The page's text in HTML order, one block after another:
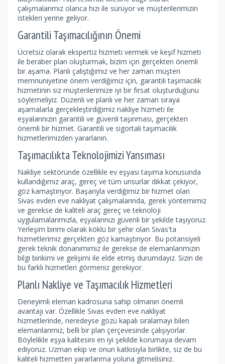
çalışmalarımız olanca hızı ile sürüyor ve müşterilerimizin
istekleri yerine geliyor.
Garantili Taşımacılığının Önemi
Ücretsiz olarak ekspertiz hizmeti vermek ve keşif hizmeti
ile beraber plan oluşturmak, bizim için gerçekten önemli
bir aşama. Planlı çalıştığımız ve her zaman müşteri
memnuniyetine önem verdiğimiz için, garantili taşımacılık
hizmetinin siz müşterilerimize iyi bir fırsat oluşturduğunu
söylemeliyiz. Düzenli ve planlı ve her zaman sıraya
aşamalarla gerçekleştirdiğimiz nakliye hizmeti ile
eşyalarınızın garantili ve güvenli taşınması, gerçekten
önemli bir hizmet. Garantili ve sigortalı taşımacılık
hizmetlerimizden yararlanın.
Taşımacılıkta Teknolojimizi Yansıması
Nakliye sektöründe özellikle ev eşyası taşıma konusunda
kullandığımız araç, gereç ve tüm unsurlar dikkat çekiyor,
göz kamaştırıyor. Başarıyla verdiğimiz bir hizmet olan
Sivas evden eve nakliyat çalışmalarında, gerek yöntemimiz
ve gerekse de kaliteli araç gereç ve teknoloji
uygulamalarımızla, eşyalarınızı güvenli bir şekilde taşıyoruz.
Yerleşim birimi olarak köklü bir şehir olan Sivas'ta
hizmetlerimiz gerçekten göz kamaştırıyor. Bu potansiyeli
gerek teknik donanımımız ile gerekse de elemanlarımızın
bilgi birikimi ve gelişimi ile elde etmiş durumdayız. Sizin de
bu farklı hizmetleri görmeniz gerekiyor.
Planlı Nakliye ve Taşımacılık Hizmetleri
Deneyimli eleman kadrosuna sahip olmanın önemli
avantajı var. Özellikle Sivas evden eve nakliyat
hizmetlerinde, neredeyse gözü kapalı sıralamayı bilen
elemanlarımız, belli bir plan çerçevesinde çalışıyorlar.
Böylelikle eşya kalitesini en iyi şekilde korumaya devam
ediyoruz. Uzman ekip ve onun katkısıyla birlikte, siz de bu
kaliteli hizmetten yararlanma yoluna gitmelisiniz.